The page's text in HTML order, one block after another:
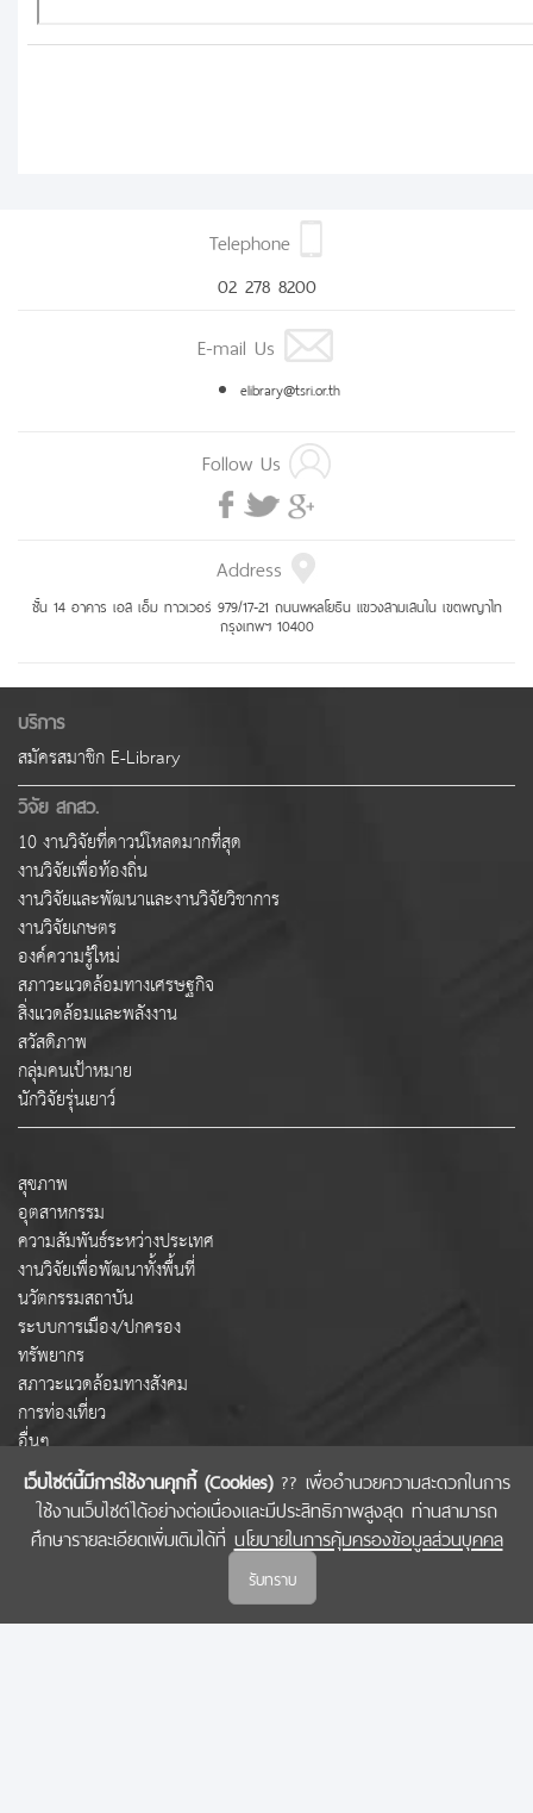
เว็บไซต์นี้มีการใช้งานคุกกี้ (Cookies)?? เพื่ออำนวยความสะดวกในการ
ใช้งานเว็บไซต์ได้อย่างต่อเนื่องและมีประสิทธิภาพสูงสุด ท่านสามารถ
ศึกษารายละเอียดเพิ่มเติมได้ที่ นโยบายในการคุ้มครองข้อมูลส่วนบุคคล
รับทราบ
Telephone
02 278 8200
E-mail Us
elibrary@tsri.or.th
Follow Us
Address
ชั้น 14 อาคาร เอส เอ็ม ทาวเวอร์ 979/17-21 ถนนพหลโยธิน แขวงสามเสนใน เขตพญาไท
กรุงเทพฯ 10400
บริการ
สมัครสมาชิก E-Library
วิจัย สกสว.
10 งานวิจัยที่ดาวน์โหลดมากที่สุด
งานวิจัยเพื่อท้องถิ่น
งานวิจัยและพัฒนาและงานวิจัยวิชาการ
งานวิจัยเกษตร
องค์ความรู้ใหม่
สภาวะแวดล้อมทางเศรษฐกิจ
สิ่งแวดล้อมและพลังงาน
สวัสดิภาพ
กลุ่มคนเป้าหมาย
นักวิจัยรุ่นเยาว์
สุขภาพ
อุตสาหกรรม
ความสัมพันธ์ระหว่างประเทศ
งานวิจัยเพื่อพัฒนาทั้งพื้นที่
นวัตกรรมสถาบัน
ระบบการเมือง/ปกครอง
ทรัพยากร
สภาวะแวดล้อมทางสังคม
การท่องเที่ยว
อื่นๆ
COPYRIGHT © 2022 สำนักงานคณะกรรมการส่งเสริมวิทยาศาสตร์ วิจัยและนวัตกรรม
(สกสว.)
นโยบายในการคุ้มครองข้อมูลส่วนบุคคล